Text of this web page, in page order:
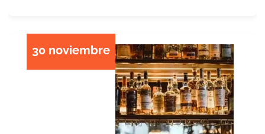
30 noviembre